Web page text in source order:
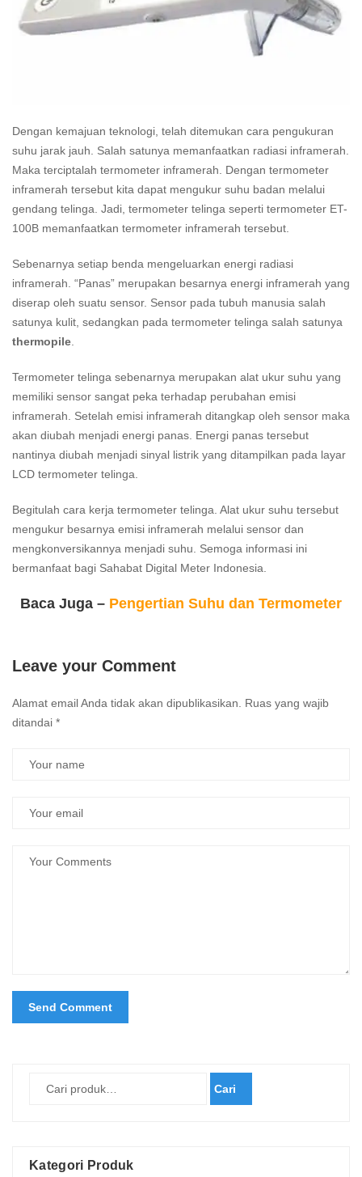
Dengan kemajuan teknologi, telah ditemukan cara pengukuran
suhu jarak jauh. Salah satunya memanfaatkan radiasi inframerah.
Maka terciptalah termometer inframerah. Dengan termometer
inframerah tersebut kita dapat mengukur suhu badan melalui
gendang telinga. Jadi, termometer telinga seperti termometer ET-
100B memanfaatkan termometer inframerah tersebut.
Sebenarnya setiap benda mengeluarkan energi radiasi
inframerah. “Panas” merupakan besarnya energi inframerah yang
diserap oleh suatu sensor. Sensor pada tubuh manusia salah
satunya kulit, sedangkan pada termometer telinga salah satunya
thermopile
Termometer telinga sebenarnya merupakan alat ukur suhu yang
memiliki sensor sangat peka terhadap perubahan emisi
inframerah. Setelah emisi inframerah ditangkap oleh sensor maka
akan diubah menjadi energi panas. Energi panas tersebut
nantinya diubah menjadi sinyal listrik yang ditampilkan pada layar
LCD termometer telinga.
Begitulah cara kerja termometer telinga. Alat ukur suhu tersebut
mengukur besarnya emisi inframerah melalui sensor dan
mengkonversikannya menjadi suhu. Semoga informasi ini
bermanfaat bagi Sahabat Digital Meter Indonesia.
Baca Juga – Pengertian Suhu dan Termometer
Leave your Comment
Alamat email Anda tidak akan dipublikasikan.
Ruas yang wajib
ditandai *
Cari
Kategori Produk